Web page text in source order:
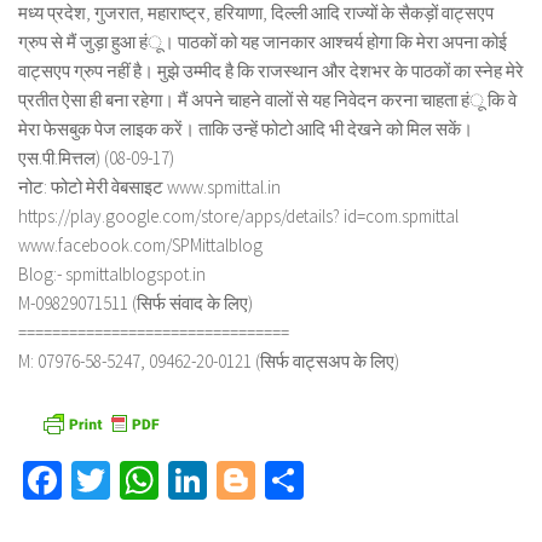
मध्य प्रदेश, गुजरात, महाराष्ट्र, हरियाणा, दिल्ली आदि राज्यों के सैकड़ों वाट्सएप
ग्रुप से मैं जुड़ा हुआ हंू। पाठकों को यह जानकार आश्चर्य होगा कि मेरा अपना कोई
वाट्सएप ग्रुप नहीं है। मुझे उम्मीद है कि राजस्थान और देशभर के पाठकों का स्नेह मेरे
प्रतीत ऐसा ही बना रहेगा। मैं अपने चाहने वालों से यह निवेदन करना चाहता हंू कि वे
मेरा फेसबुक पेज लाइक करें। ताकि उन्हें फोटो आदि भी देखने को मिल सकें।
एस.पी.मित्तल) (08-09-17)
नोट: फोटो मेरी वेबसाइट www.spmittal.in
https://play.google.com/store/apps/details? id=com.spmittal
www.facebook.com/SPMittalblog
Blog:- spmittalblogspot.in
M-09829071511 (सिर्फ संवाद के लिए)
================================
M: 07976-58-5247, 09462-20-0121 (सिर्फ वाट्सअप के लिए)
Facebook
TwitterWhatsApp
LinkedIn
Blogger